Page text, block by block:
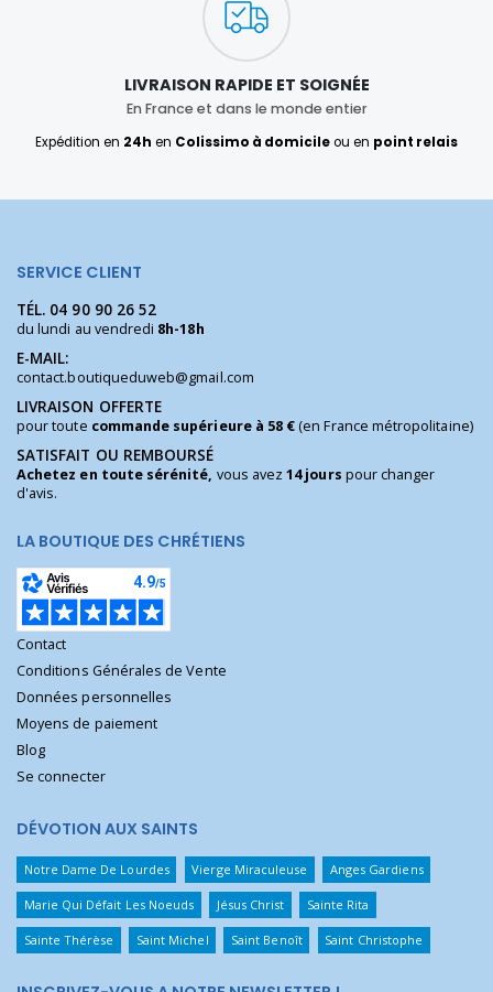
LIVRAISON RAPIDE ET SOIGNÉE
En France et dans le monde entier
Expédition en 24h en Colissimo à domicileou en point relais
SERVICE CLIENT
TÉL. 04 90 90 26 52
du lundi au vendredi 8h-18h
E-MAIL:
contact.boutiqueduweb@gmail.com
LIVRAISON OFFERTE
pour toute commande supérieure à 58 €(en France métropolitaine)
SATISFAIT OU REMBOURSÉ
Achetez en toute sérénité, vous avez14 jours pour changer
d'avis.
LA BOUTIQUE DES CHRÉTIENS
Contact
Conditions Générales de Vente
Données personnelles
Moyens de paiement
Blog
Se connecter
DÉVOTION AUX SAINTS
Notre Dame De Lourdes Vierge Miraculeuse Anges Gardiens
Marie Qui Défait Les Noeuds Jésus Christ Sainte Rita
Sainte Thérèse Saint Michel Saint Benoît Saint Christophe